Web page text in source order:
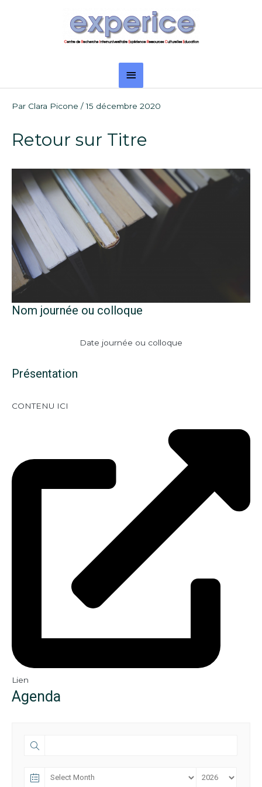
Menu
principal
Par Clara Picone /15 décembre 2020
Retour sur Titre
Nom journée ou colloque
Date journée ou colloque
Présentation
CONTENU ICI
Lien
Agenda
des